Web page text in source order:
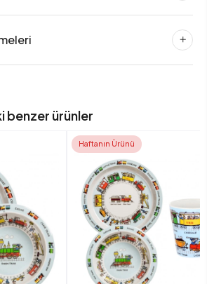
benzer ürünler
Haftanın Ürünü